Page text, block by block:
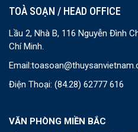
TOÀ SOẠN / HEAD OFFICE
Lầu 2, Nhà B, 116 Nguyễn Đình
Chí Minh.
Email:
Điện Thoại: (84.28) 62777 616
VĂN PHÒNG MIỀN BẮC